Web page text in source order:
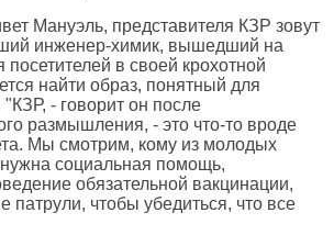
Мануэль, представителя КЗР зовут
инженер-химик, вышедший на
в своей крохотной
найти образ, понятный для
- говорит он после
размышления, - это что-то вроде
Мы смотрим, кому из молодых
социальная помощь,
обязательной вакцинации,
патрули, чтобы убедиться, что все